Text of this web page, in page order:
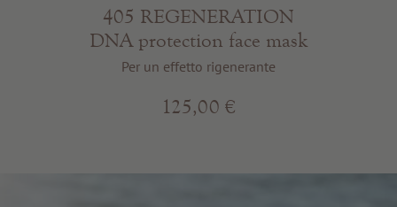
405 REGENERATION
DNA protection face mask
Per un effetto rigenerante
125,00 €